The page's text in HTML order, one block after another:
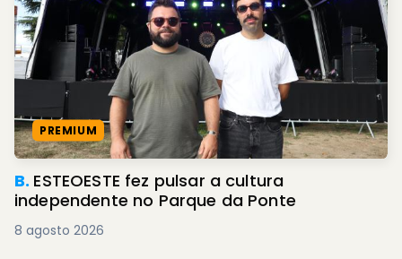
PREMIUM
B. ESTEOESTE fez pulsar a cultura
independente no Parque da Ponte
8 agosto 2026